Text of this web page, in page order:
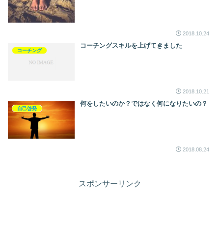
2018.10.24
コーチング
コーチングスキルを上げてきました
2018.10.21
自己啓発
何をしたいのか？ではなく何になりたいの？
2018.08.24
スポンサーリンク